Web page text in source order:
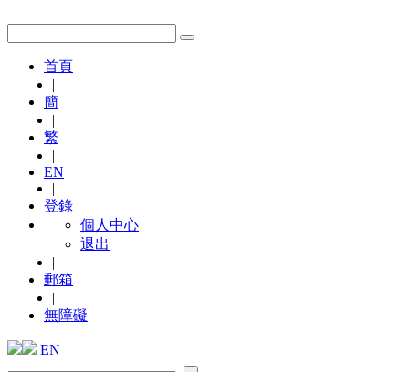
首頁
|
簡
|
繁
|
EN
|
登錄
個人中心
退出
|
郵箱
|
無障礙
EN